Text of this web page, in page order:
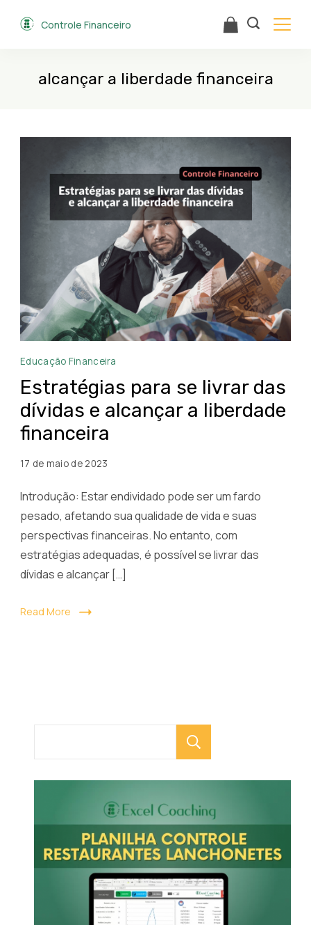
Controle Financeiro
alcançar a liberdade financeira
Estratégias
se
livrar
das
e
a
liberdade
financeira
Educação Financeira
Estratégias para se livrar das
dívidas e alcançar a liberdade
financeira
17 de maio de 2023
Introdução: Estar endividado pode ser um fardo
pesado, afetando sua qualidade de vida e suas
perspectivas financeiras. No entanto, com
estratégias adequadas, é possível se livrar das
dívidas e alcançar […]
Read More